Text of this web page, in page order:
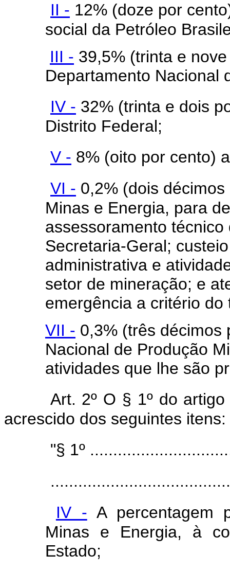
II - 12% (doze por
social da Petróleo
III - 39,5% (trinta e
Departamento Nacional
IV - 32% (trinta e dois
Distrito Federal;
V - 8% (oito por cento)
VI - 0,2% (dois
Minas e Energia, para
assessoramento
Secretaria-Geral;
administrativa e
setor de mineração; e
emergência a critério
VII - 0,3% (três décimos
Nacional de Produção
atividades que lhe são
Art. 2º O § 1º do
acrescido dos seguintes itens:
"§ 1º
IV - A percentagem
Minas e Energia, à
Estado;